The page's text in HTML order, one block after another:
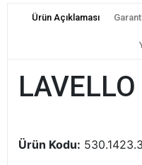
Ürün Açıklaması
Ürün Kodu: